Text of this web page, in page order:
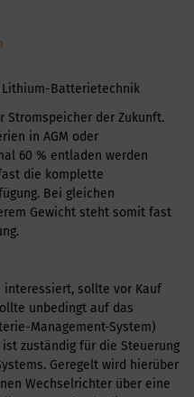
Lithium-Batterietechnik
der Zukunft.
in AGM oder
60 % entladen werden
die komplette
Bei gleichen
Gewicht steht somit fast
sollte vor Kauf
unbedingt auf das
Management-System)
zuständig für die Steuerung
Geregelt wird hierüber
Wechselrichter über eine